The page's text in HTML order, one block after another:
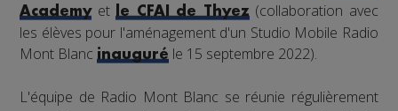
Academyetle CFAI de Thyez(collaboration avec
les élèves pour l'aménagement d'un Studio Mobile Radio
Mont Blancinauguré le 15 septembre 2022).
L'équipe de Radio Mont Blanc se réunie régulièrement